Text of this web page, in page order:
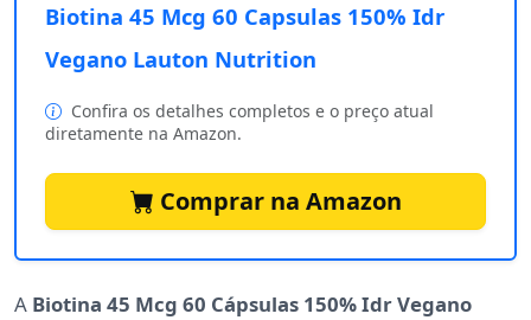
Biotina 45 Mcg 60 Capsulas 150% Idr
Vegano Lauton Nutrition
Confira os detalhes completos e o preço atual
diretamente na Amazon.
Comprar na Amazon
A Biotina 45 Mcg 60 Cápsulas 150% Idr Vegano